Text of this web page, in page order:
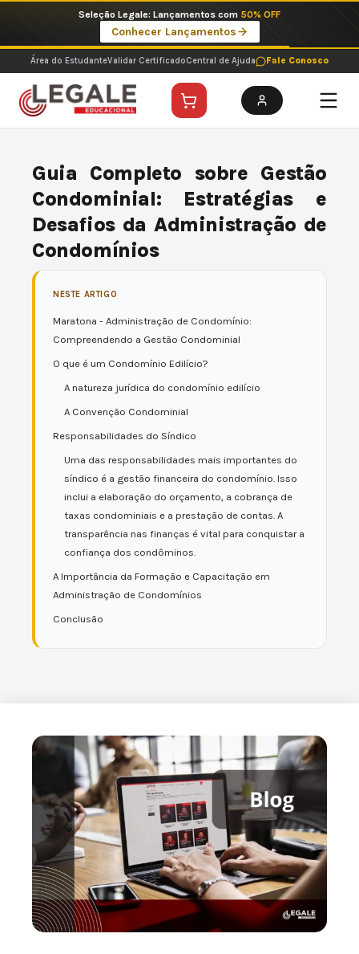
o
conteúdo
Seleção Legale: Lançamentos com 50% OFF
Conhecer Lançamentos
Área do EstudanteValidar CertificadoCentral de Ajuda Fale Conosco
Guia Completo sobre Gestão
Condominial: Estratégias e
Desafios da Administração de
Condomínios
NESTE ARTIGO
Maratona - Administração de Condomínio:
Compreendendo a Gestão Condominial
O que é um Condomínio Edilício?
A natureza jurídica do condomínio edilício
A Convenção Condominial
Responsabilidades do Síndico
Uma das responsabilidades mais importantes do
síndico é a gestão financeira do condomínio. Isso
inclui a elaboração do orçamento, a cobrança de
taxas condominiais e a prestação de contas. A
transparência nas finanças é vital para conquistar a
confiança dos condôminos.
A Importância da Formação e Capacitação em
Administração de Condomínios
Conclusão